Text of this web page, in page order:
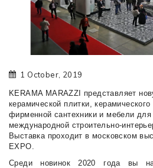
1 October, 2019
KERAMA MARAZZI представляет
керамической плитки, керамического
фирменной сантехники и мебели
международной строительно-
Выставка проходит в московском
EXPO.
Среди новинок 2020 года вы